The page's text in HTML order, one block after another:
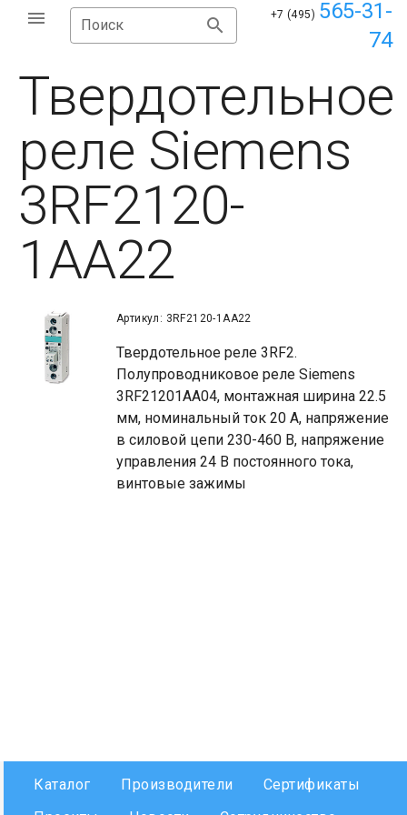
Поиск
+7 (495) 565-31-
74
Твердотельное
реле Siemens
3RF2120-
1AA22
Артикул: 3RF2120-1AA22
Твердотельное реле 3RF2.
Полупроводниковое реле Siemens
3RF21201AA04, монтажная ширина 22.5
мм, номинальный ток 20 А, напряжение
в силовой цепи 230-460 В, напряжение
управления 24 В постоянного тока,
винтовые зажимы
Каталог Производители
Сертификаты